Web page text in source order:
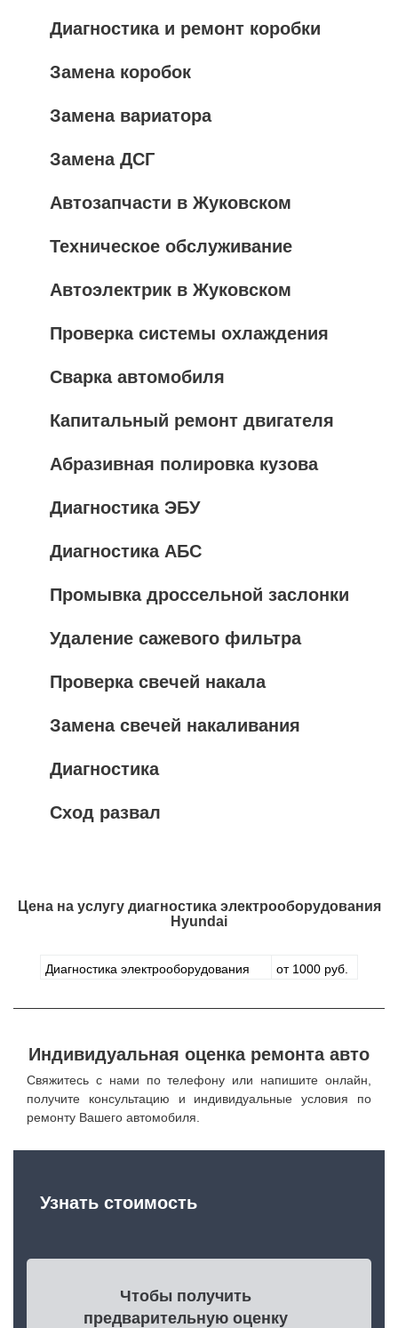
Диагностика и ремонт коробки
Замена коробок
Замена вариатора
Замена ДСГ
Автозапчасти в Жуковском
Техническое обслуживание
Автоэлектрик в Жуковском
Проверка системы охлаждения
Сварка автомобиля
Капитальный ремонт двигателя
Абразивная полировка кузова
Диагностика ЭБУ
Диагностика АБС
Промывка дроссельной заслонки
Удаление сажевого фильтра
Проверка свечей накала
Замена свечей накаливания
Диагностика
Сход развал
Цена на услугу диагностика электрооборудования
Hyundai
Диагностика электрооборудования от 1000 руб.
Индивидуальная оценка ремонта авто
Свяжитесь с нами по телефону или напишите онлайн,
получите консультацию и индивидуальные условия по
ремонту Вашего автомобиля.
Узнать стоимость
Чтобы получить
предварительную оценку